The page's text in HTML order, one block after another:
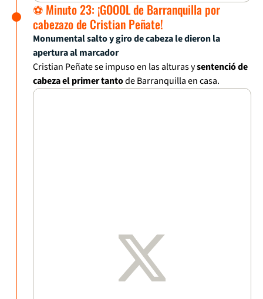
⚽ Minuto 23: ¡GOOOL de Barranquilla por
cabezazo de Cristian Peñate!
Monumental salto y giro de cabeza le dieron la
apertura al marcador
Cristian Peñate se impuso en las alturas ysentenció de
cabeza el primer tantode Barranquilla en casa.